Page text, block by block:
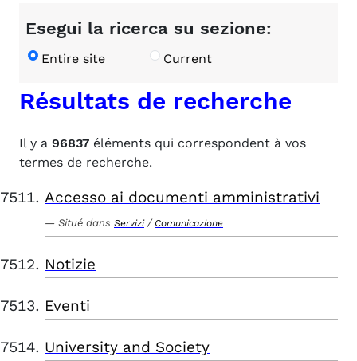
Esegui la ricerca su sezione:
Entire site Current
Résultats de recherche
Il y a 96837 éléments qui correspondent à vos
termes de recherche.
Accesso ai documenti amministrativi
Situé dans Servizi / Comunicazione
Notizie
Eventi
University and Society